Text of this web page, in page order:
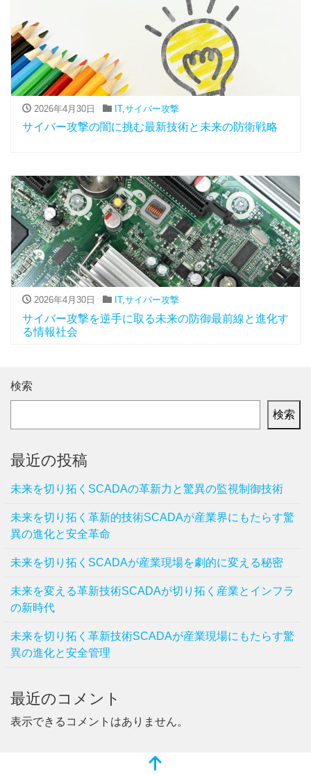
2026年4月30日 IT, サイバー攻撃
サイバー攻撃の闇に挑む最新技術と未来の防衛戦略
2026年4月30日 IT,サイバー攻撃
サイバー攻撃を逆手に取る未来の防御最前線と進化す
る情報社会
検索
検索
最近の投稿
未来を切り拓くSCADAの革新力と驚異の監視制御技術
未来を切り拓く革新的技術SCADAが産業界にもたらす驚
異の進化と安全革命
未来を切り拓くSCADAが産業現場を劇的に変える秘密
未来を変える革新技術SCADAが切り拓く産業とインフラ
の新時代
未来を切り拓く革新技術SCADAが産業現場にもたらす驚
異の進化と安全管理
最近のコメント
表示できるコメントはありません。